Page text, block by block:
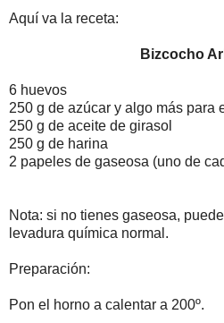
Aquí va la receta:
Bizcocho
6 huevos
250 g de azúcar y algo más para
250 g de aceite de girasol
250 g de harina
2 papeles de gaseosa (uno de
Nota: si no tienes gaseosa,
levadura química normal.
Preparación:
Pon el horno a calentar a 200º.